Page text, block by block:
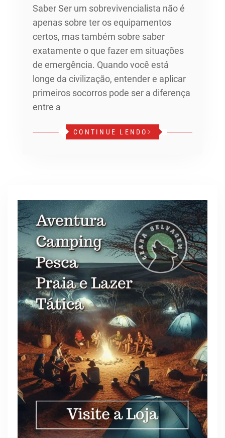
Saber Ser um sobrevivencialista não é
apenas sobre ter os equipamentos
certos, mas também sobre saber
exatamente o que fazer em situações
de emergência. Quando você está
longe da civilização, entender e aplicar
primeiros socorros pode ser a diferença
entre a
CONTINUE LENDO